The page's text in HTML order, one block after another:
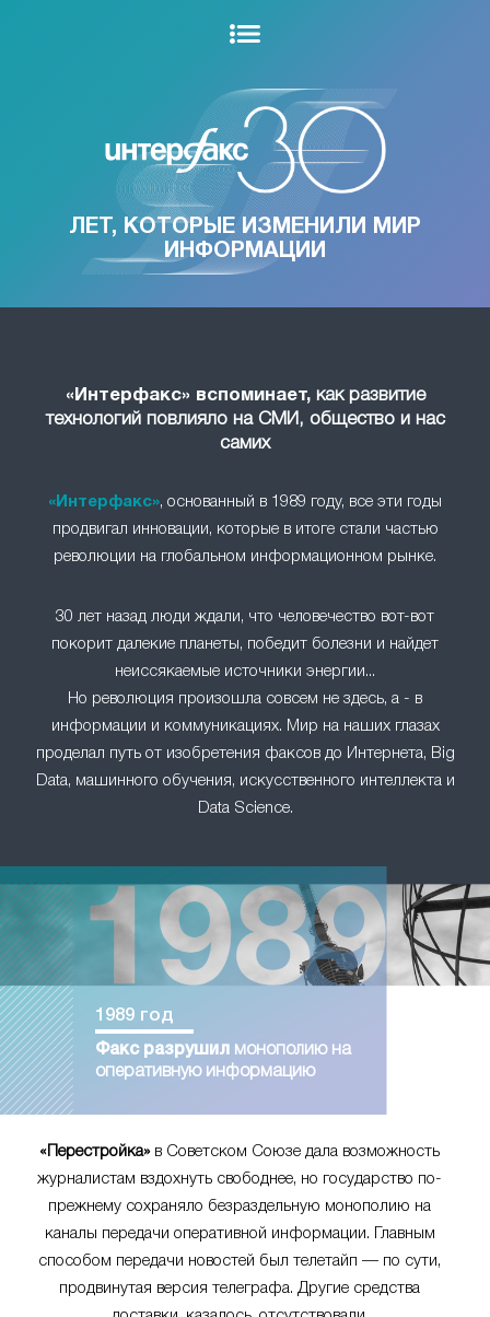
ЛЕТ, КОТОРЫЕ ИЗМЕНИЛИ МИР
ИНФОРМАЦИИ
«Интерфакс» вспоминает,как развитие
технологий повлияло на СМИ, общество и нас
самих
«Интерфакс», основанный в 1989 году, все эти годы
продвигал инновации, которые в итоге стали частью
революции на глобальном информационном рынке.
30 лет назад люди ждали, что человечество вот-вот
покорит далекие планеты, победит болезни и найдет
неиссякаемые источники энергии...
Но революция произошла совсем не здесь, а - в
информации и коммуникациях. Мир на наших глазах
проделал путь от изобретения факсов до Интернета, Big
Data, машинного обучения, искусственного интеллекта и
Data Science.
1989 год
Факс разрушил
монополию на
оперативную информацию
«Перестройка»в Советском Союзе дала возможность
журналистам вздохнуть свободнее, но государство по-
прежнему сохраняло безраздельную монополию на
каналы передачи оперативной информации. Главным
способом передачи новостей был телетайп — по сути,
продвинутая версия телеграфа. Другие средства